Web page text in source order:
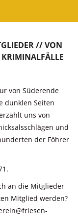
// VON
KRIMINALFÄLLE
von Süderende
dunklen Seiten
uns von
und
der Föhrer
an die Mitglieder
Mitglied werden?